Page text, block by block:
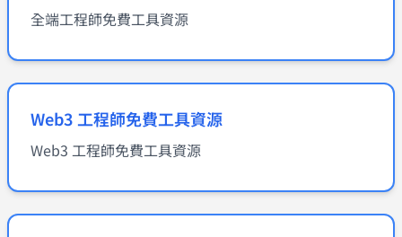
全端工程師免費工具資源
Web3 工程師免費工具資源
Web3 工程師免費工具資源